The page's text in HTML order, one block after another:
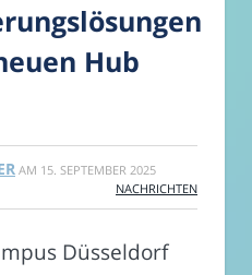
Hub
AM 15. SEPTEMBER 2025
NACHRICHTEN
Düsseldorf